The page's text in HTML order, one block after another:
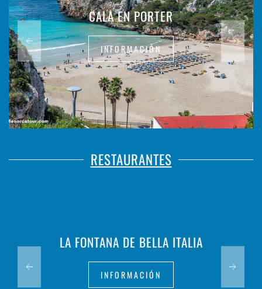
CALA EN PORTER
INFORMACIÓN
RESTAURANTES
LA FONTANA DE BELLA ITALIA
INFORMACIÓN